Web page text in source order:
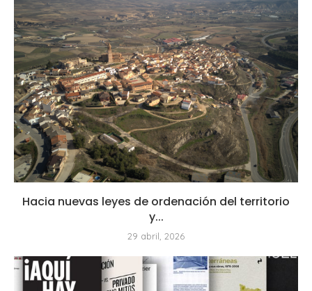
Hacia nuevas leyes de ordenación del territorio
y...
29 abril, 2026